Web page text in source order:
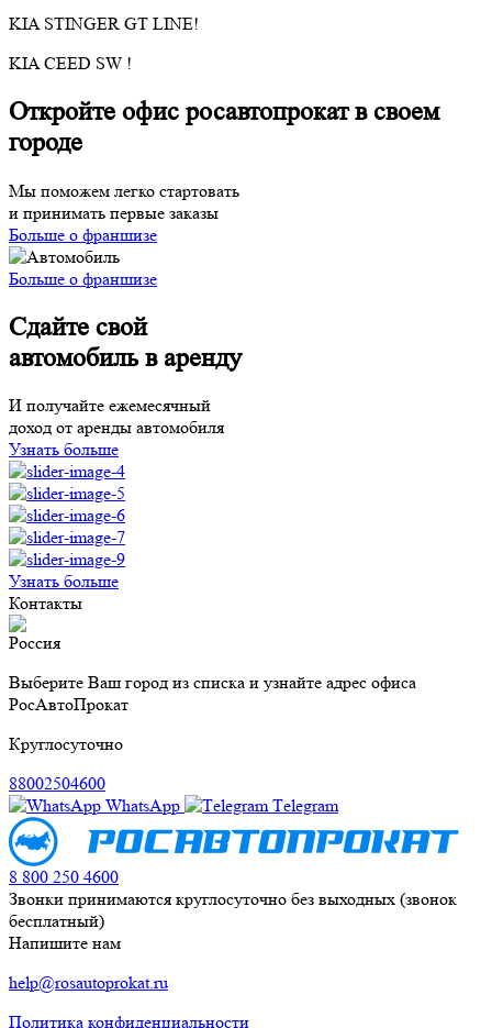
KIA STINGER GT LINE!
KIA CEED SW !
Откройте офис росавтопрокат в своем
городе
Мы поможем легко стартовать
и принимать первые заказы
Больше о франшизе
Больше о франшизе
Сдайте свой
автомобиль в аренду
И получайте ежемесячный
доход от аренды автомобиля
Узнать больше
Узнать больше
Контакты
Россия
Выберите Ваш город из списка и узнайте адрес офиса
РосАвтоПрокат
Круглосуточно
88002504600
WhatsApp
Тelegram
8 800 250 4600
Звонки принимаются круглосуточно без выходных (звонок
бесплатный)
Напишите нам
help@rosautoprokat.ru
Политика конфиденциальности